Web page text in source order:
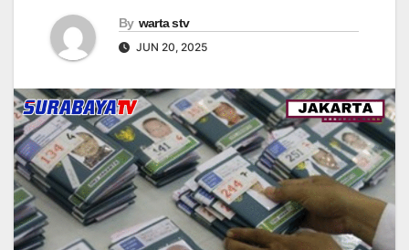
By warta stv
JUN 20, 2025